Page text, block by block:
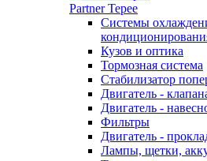
Partner Tepee
Системы
Кузов и оптика
Тормозная система
Стабилизатор
Двигатель -
Двигатель -
Фильтры
Двигатель -
Лампы, щетки,